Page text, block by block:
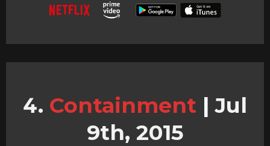
Containment | Jul
9th, 2015